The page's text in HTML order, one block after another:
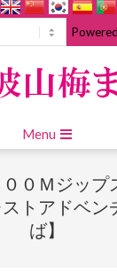
Menu
０Ｍジップ
トアドベン
ば】